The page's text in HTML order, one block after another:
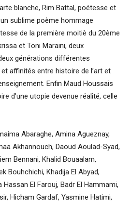
blanche, Rim Battal, poétesse et
sublime poème hommage
de la première moitiè du 20ème
et Toni Maraini, deux
générations différentes
affinités entre histoire de l’art et
Enfin Maud Houssais
d’une utopie devenue réalité, celle
Abaraghe, Amina Agueznay,
Akhannouch, Daoud Aoulad-Syad,
Bennani, Khalid Bouaalam,
Bouhchichi, Khadija El Abyad,
Hassan El Farouj, Badr El Hammami,
Hicham Gardaf, Yasmine Hatimi,